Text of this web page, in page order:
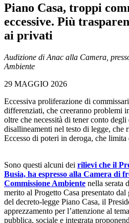
Piano Casa, troppi
eccessive. Più
ai privati
Audizione di Anac alla Camera,
Ambiente
29 MAGGIO 2026
Eccessiva proliferazione di
differenziati, che creeranno problemi
oltre che necessità di tener conto
disallineamenti nel testo di legge, che
Eccesso di poteri in deroga, che
Sono questi alcuni dei rilievi che il
Busia, ha espresso alla Camera di
Commissione Ambiente nella serata
merito al Progetto Casa presentato
del decreto-legge Piano Casa, il
apprezzamento per l’attenzione al
pubblica, sociale e integrata